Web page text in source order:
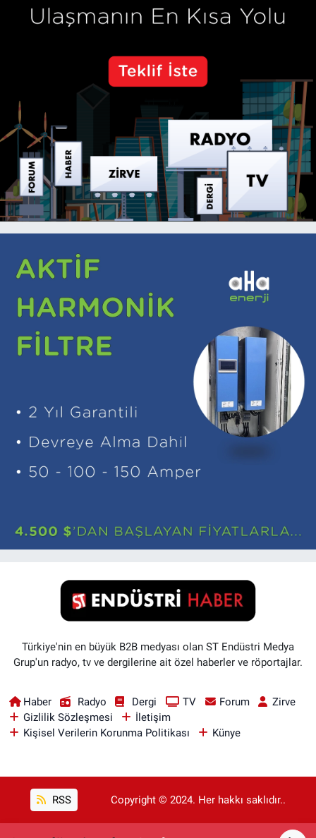
Türkiye'nin en büyük B2B medyası olan ST Endüstri Medya
Grup'un radyo, tv ve dergilerine ait özel haberler ve röportajlar.
Haber Radyo Dergi TV Forum
Zirve
Gizlilik Sözleşmesi
İletişim
Kişisel Verilerin Korunma Politikası
Künye
RSS Copyright © 2024. Her hakkı saklıdır..